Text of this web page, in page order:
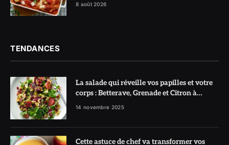
8 août 2026
TENDANCES
La salade qui réveille vos papilles et votre
corps : Betterave, Grenade et Citron à
l’honneur
14 novembre 2025
Cette astuce de chef va transformer vos